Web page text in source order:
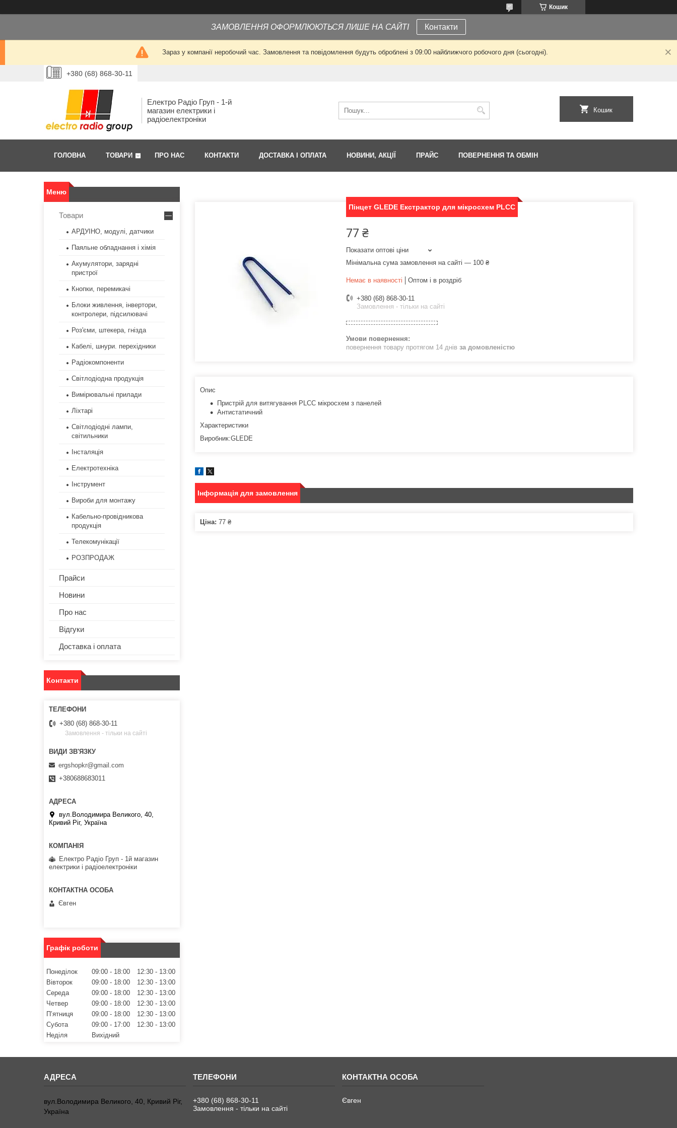
Кошик
ЗАМОВЛЕННЯ ОФОРМЛЮЮТЬСЯ ЛИШЕ НА САЙТІ Контакти
Зараз у компанії неробочий час. Замовлення та повідомлення будуть оброблені з 09:00 найближчого робочого дня (сьогодні).
+380 (68) 868-30-11
Електро Радіо Груп - 1-й
магазин електрики і
радіоелектроніки
Кошик
ГОЛОВНА ТОВАРИ ПРО НАС КОНТАКТИ ДОСТАВКА І ОПЛАТА НОВИНИ, АКЦІЇ ПРАЙС ПОВЕРНЕННЯ ТА ОБМІН
Пінцет GLEDE Екстрактор для мікросхем PLCC
77 ₴
Показати оптові ціни
Мінімальна сума замовлення на сайті — 100 ₴
Немає в наявності Оптом і в роздріб
+380 (68) 868-30-11
Замовлення - тільки на сайті
повернення товару протягом 14 днів за домовленістю
Опис
Пристрій для витягування PLCC мікросхем з панелей
Антистатичний
Характеристики
Виробник:GLEDE
Інформація для замовлення
Ціна: 77 ₴
Товари
АРДУІНО, модулі, датчики
Паяльне обладнання і хімія
Акумулятори, зарядні
пристрої
Кнопки, перемикачі
Блоки живлення, інвертори,
контролери, підсилювачі
Роз'єми, штекера, гнізда
Кабелі, шнури. перехідники
Радіокомпоненти
Світлодіодна продукція
Вимірювальні прилади
Ліхтарі
Світлодіодні лампи,
світильники
Інсталяція
Електротехніка
Інструмент
Вироби для монтажу
Кабельно-провідникова
продукція
Телекомунікації
РОЗПРОДАЖ
Прайси
Новини
Про нас
Відгуки
Доставка і оплата
Контакти
+380 (68) 868-30-11
Замовлення - тільки на сайті
ergshopkr@gmail.com
+380688683011
вул.Володимира Великого, 40,
Кривий Ріг, Україна
Електро Радіо Груп - 1й магазин
електрики і радіоелектроніки
Євген
Графік роботи
Понеділок 09:00 18:00 12:30
13:00
Вівторок
09:00 18:00 12:30
13:00
Середа
09:00 18:00 12:30
13:00
Четвер
09:00 18:00 12:30
13:00
Пʼятниця
09:00 18:00 12:30
13:00
Субота
09:00 17:00 12:30
13:00
Неділя
Вихідний
вул.Володимира Великого, 40, Кривий Ріг,
Україна
+380 (68) 868-30-11
Замовлення - тільки на сайті
Євген